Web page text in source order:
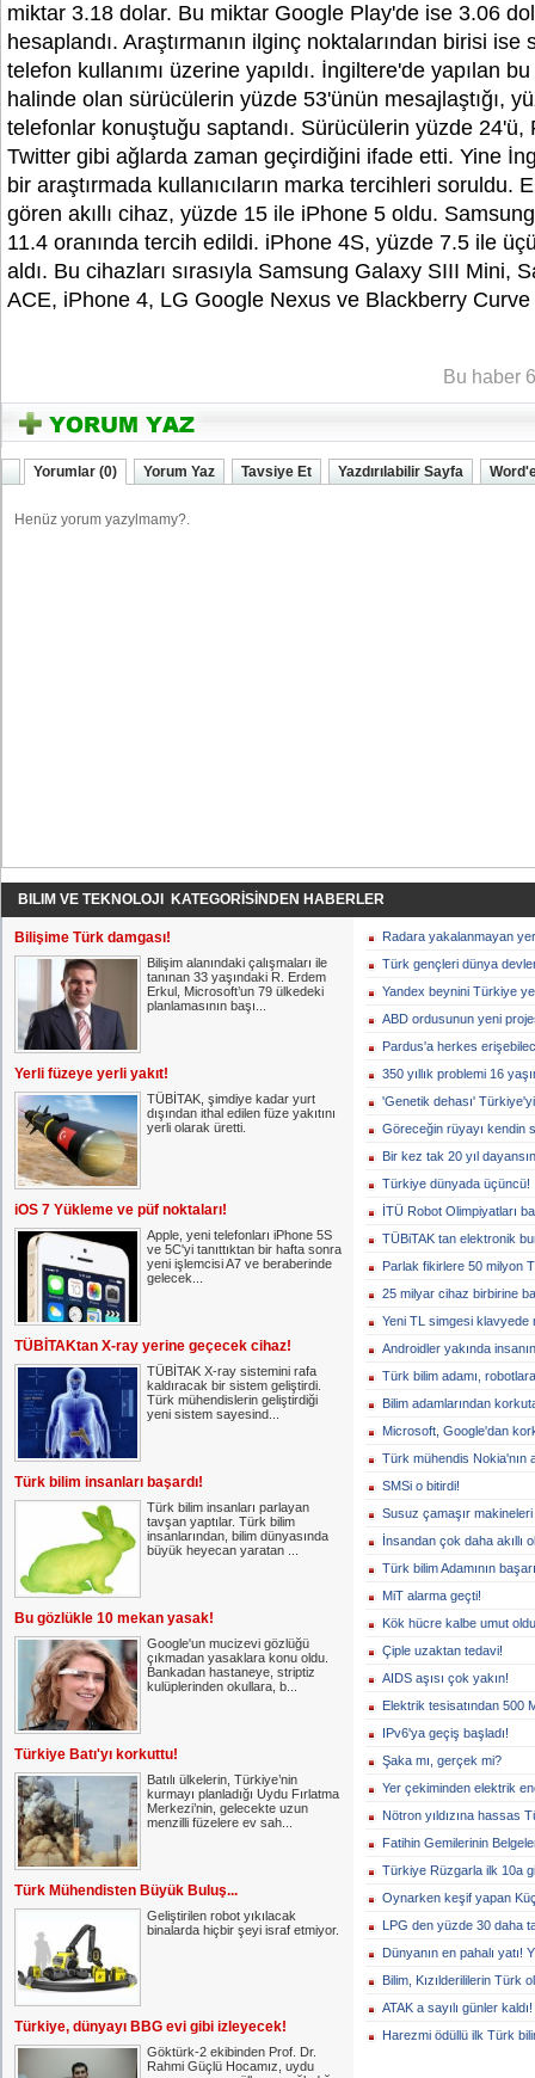
miktar 3.18 dolar. Bu miktar Google Play'de ise 3.06
hesaplandı. Araştırmanın ilginç noktalarından birisi ise
telefon kullanımı üzerine yapıldı. İngiltere'de yapılan
halinde olan sürücülerin yüzde 53'ünün mesajlaştığı,
telefonlar konuştuğu saptandı. Sürücülerin yüzde 24'ü,
Twitter gibi ağlarda zaman geçirdiğini ifade etti. Yine
bir araştırmada kullanıcıların marka tercihleri soruldu.
gören akıllı cihaz, yüzde 15 ile iPhone 5 oldu.
11.4 oranında tercih edildi. iPhone 4S, yüzde 7.5 ile
aldı. Bu cihazları sırasıyla Samsung Galaxy SIII Mini,
ACE, iPhone 4, LG Google Nexus ve Blackberry
Bu haber
Yorumlar (0) Yorum Yaz Tavsiye Et Yazdırılabilir Sayfa
BILIM VE TEKNOLOJI KATEGORİSİNDEN HABERLER
Bilişime Türk damgası!
Bilişim alanındaki çalışmaları ile
tanınan 33 yaşındaki R. Erdem
Erkul, Microsoft’un 79 ülkedeki
planlamasının başı...
Yerli füzeye yerli yakıt!
TÜBİTAK, şimdiye kadar yurt
dışından ithal edilen füze yakıtını
yerli olarak üretti.
iOS 7 Yükleme ve püf noktaları!
Apple, yeni telefonları iPhone 5S
ve 5C'yi tanıttıktan bir hafta sonra
yeni işlemcisi A7 ve beraberinde
gelecek...
TÜBİTAKtan X-ray yerine geçecek cihaz!
TÜBİTAK X-ray sistemini rafa
kaldıracak bir sistem geliştirdi.
Türk mühendislerin geliştirdiği
yeni sistem sayesind...
Türk bilim insanları başardı!
Türk bilim insanları parlayan
tavşan yaptılar. Türk bilim
insanlarından, bilim dünyasında
büyük heyecan yaratan ...
Bu gözlükle 10 mekan yasak!
Google'un mucizevi gözlüğü
çıkmadan yasaklara konu oldu.
Bankadan hastaneye, striptiz
kulüplerinden okullara, b...
Türkiye Batı'yı korkuttu!
Batılı ülkelerin, Türkiye’nin
kurmayı planladığı Uydu Fırlatma
Merkezi’nin, gelecekte uzun
menzilli füzelere ev sah...
Türk Mühendisten Büyük Buluş...
Geliştirilen robot yıkılacak
binalarda hiçbir şeyi israf etmiyor.
Türkiye, dünyayı BBG evi gibi izleyecek!
Göktürk-2 ekibinden Prof. Dr.
Rahmi Güçlü Hocamız, uydu
Radara yakalanmayan
Türk gençleri dünya
Yandex beynini Türkiye
ABD ordusunun yeni
Pardus'a herkes
350 yıllık problemi 16
'Genetik dehası'
Göreceğin rüyayı kendin
Bir kez tak 20 yıl
Türkiye dünyada üçüncü!
İTÜ Robot Olimpiyatları
TÜBiTAK tan elektronik
Parlak fikirlere 50 milyon
25 milyar cihaz birbirine
Yeni TL simgesi klavyede
Androidler yakında
Türk bilim adamı,
Bilim adamlarından
Microsoft, Google'dan
Türk mühendis Nokia'nın
SMSi o bitirdi!
Susuz çamaşır
İnsandan çok daha akıllı
Türk bilim Adamının
MiT alarma geçti!
Kök hücre kalbe umut
Çiple uzaktan tedavi!
AIDS aşısı çok yakın!
Elektrik tesisatından 500
IPv6'ya geçiş başladı!
Şaka mı, gerçek mi?
Yer çekiminden elektrik
Nötron yıldızına hassas
Fatihin Gemilerinin
Türkiye Rüzgarla ilk 10a
Oynarken keşif yapan
LPG den yüzde 30 daha
Dünyanın en pahalı yatı!
Bilim, Kızılderililerin Türk
ATAK a sayılı günler kaldı!
Harezmi ödüllü ilk Türk